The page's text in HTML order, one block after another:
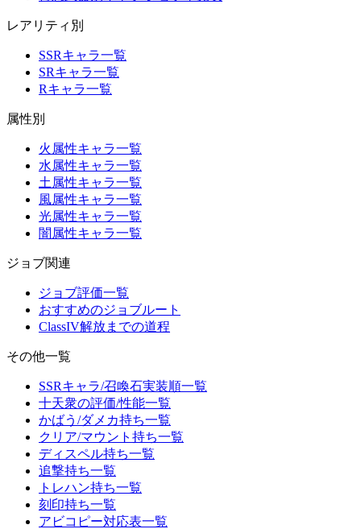
レアリティ別
SSRキャラ一覧
SRキャラ一覧
Rキャラ一覧
属性別
火属性キャラ一覧
水属性キャラ一覧
土属性キャラ一覧
風属性キャラ一覧
光属性キャラ一覧
闇属性キャラ一覧
ジョブ関連
ジョブ評価一覧
おすすめのジョブルート
ClassIV解放までの道程
その他一覧
SSRキャラ/召喚石実装順一覧
十天衆の評価/性能一覧
かばう/ダメカ持ち一覧
クリア/マウント持ち一覧
ディスペル持ち一覧
追撃持ち一覧
トレハン持ち一覧
刻印持ち一覧
アビコピー対応表一覧